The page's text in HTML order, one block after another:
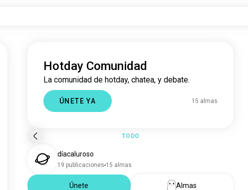
Hotday Comunidad
La comunidad de hotday, chatea, y debate.
ÚNETE YA 15 almas
TODO
díacaluroso
19 publicaciones 15 almas
Únete
Almas